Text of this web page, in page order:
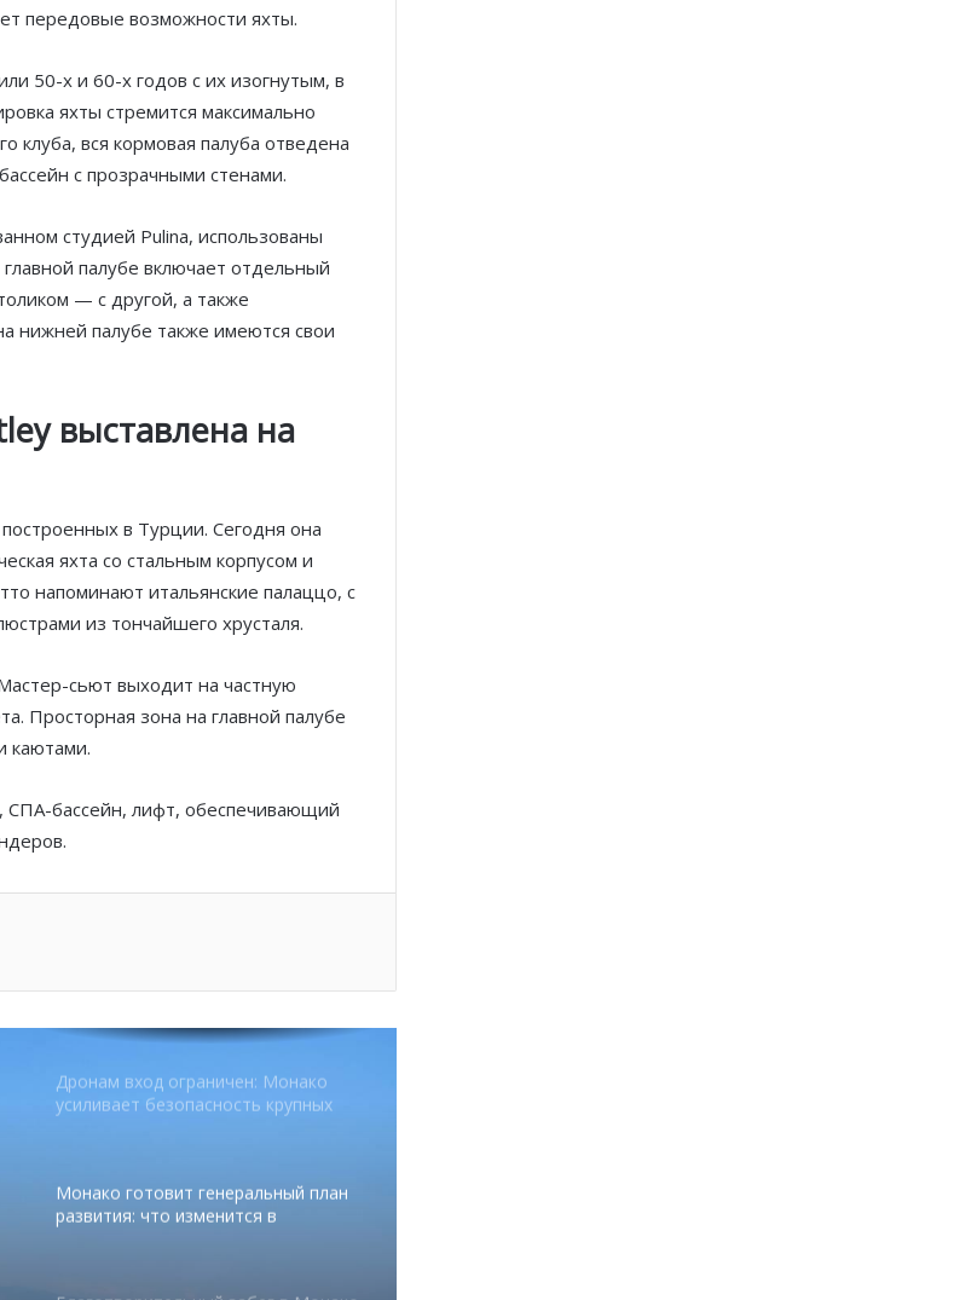
передовые возможности яхты.
50-х и 60-х годов с их изогнутым, в
яхты стремится максимально
клуба, вся кормовая палуба отведена
с прозрачными стенами.
студией Pulina, использованы
палубе включает отдельный
— с другой, а также
нижней палубе также имеются свои
выставлена на
в Турции. Сегодня она
яхта со стальным корпусом и
напоминают итальянские палаццо, с
из тончайшего хрусталя.
сьют выходит на частную
Просторная зона на главной палубе
каютами.
бассейн, лифт, обеспечивающий
Князь Альбер II и Принцесса
Шарлен посетили 77-й Бал
Красного Креста Монако
Шарль Леклер вновь в борьбе:
паузой
SBM и Be Safe Monaco продлили
FESTIVAL готовит вечер мирового
Дронам вход ограничен: Монако
усиливает безопасность крупных
Монако готовит генеральный план
развития: что изменится в